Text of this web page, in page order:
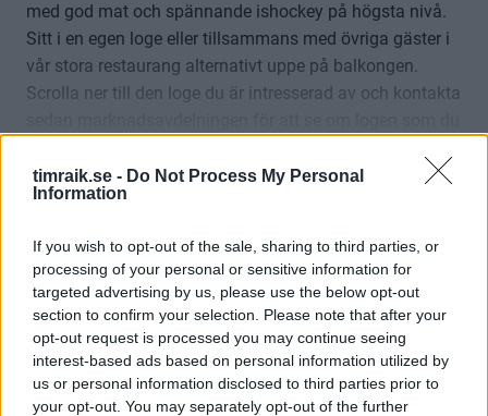
timraik.se - Do Not Process My Personal
Information
If you wish to opt-out of the sale, sharing to third parties, or
processing of your personal or sensitive information for
targeted advertising by us, please use the below opt-out
section to confirm your selection. Please note that after your
opt-out request is processed you may continue seeing
interest-based ads based on personal information utilized by
us or personal information disclosed to third parties prior to
your opt-out. You may separately opt-out of the further
med god mat och spännande ishockey på högsta nivå.
Sitt i en egen loge eller tillsammans med övriga gäster i
vår stora restaurang alternativt uppe på balkongen.
Scrolla ner till den loge du är intresserad av och kontakta
på Telefon 060-789 10 00 alternativt så ringer/mailar du
direkt till en säljare.
Matchvärdslogen Z-Logen Pelle Hallin-logen Bulla-